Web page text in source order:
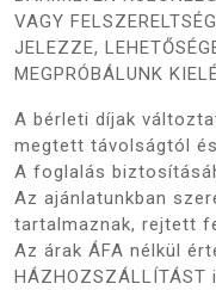
VAGY
JELEZZE,
MEGPRÓBÁLUNK
A bérleti díjak
megtett távolságtól
A foglalás
Az ajánlatunkban
tartalmaznak, rejtett
Az árak ÁFA nélkül